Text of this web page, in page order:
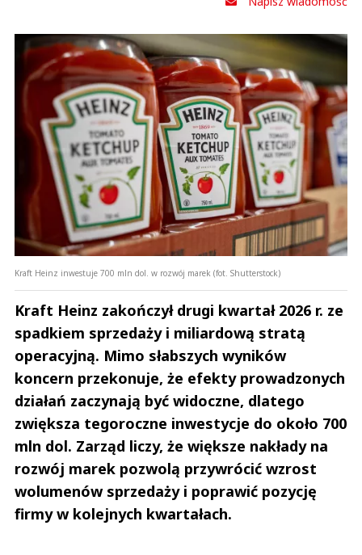
Kraft Heinz inwestuje 700 mln dol. w rozwój marek (fot. Shutterstock)
Kraft Heinz zakończył drugi kwartał 2026 r. ze
spadkiem sprzedaży i miliardową stratą
operacyjną. Mimo słabszych wyników
koncern przekonuje, że efekty prowadzonych
działań zaczynają być widoczne, dlatego
zwiększa tegoroczne inwestycje do około 700
mln dol. Zarząd liczy, że większe nakłady na
rozwój marek pozwolą przywrócić wzrost
wolumenów sprzedaży i poprawić pozycję
firmy w kolejnych kwartałach.